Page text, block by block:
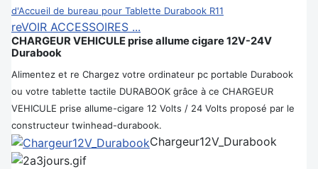
d'Accueil de bureau pour Tablette Durabook R11
reVOIR ACCESSOIRES ...
CHARGEUR VEHICULE prise allume cigare 12V-24V
Durabook
Alimentez et re Chargez votre ordinateur pc portable Durabook
ou votre tablette tactile DURABOOK grâce à ce CHARGEUR
VEHICULE prise allume-cigare 12 Volts / 24 Volts proposé par le
constructeur twinhead-durabook.
Chargeur12V_Durabook